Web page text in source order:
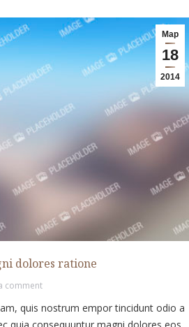
Мар
18
2014
dolores ratione
comment
quis nostrum empor tincidunt odio a